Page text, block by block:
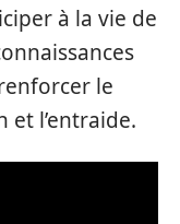
à la vie de
le
et l’entraide.